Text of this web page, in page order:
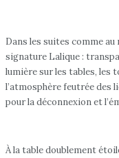
Dans les suites comme
signature Lalique :
lumière sur les tables, les
l’atmosphère feutrée des
pour la déconnexion et
À la table doublement